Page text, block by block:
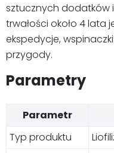
sztucznych dodatków
trwałości około 4 lata
ekspedycje,
przygody.
Parametry
Parametr
Typ produktu